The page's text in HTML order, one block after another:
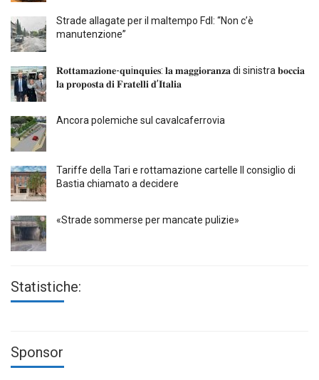
Strade allagate per il maltempo FdI: “Non c’è
manutenzione”
𝐑𝐨𝐭𝐭𝐚𝐦𝐚𝐳𝐢𝐨𝐧𝐞-𝐪𝐮i𝐧𝐪𝐮𝐢𝐞𝐬: 𝐥𝐚 𝐦𝐚𝐠𝐠𝐢𝐨𝐫𝐚𝐧𝐳𝐚 di sinistra 𝐛𝐨𝐜𝐜𝐢𝐚
𝐥𝐚 𝐩𝐫𝐨𝐩𝐨𝐬𝐭𝐚 𝐝𝐢 𝐅𝐫𝐚𝐭𝐞𝐥𝐥𝐢 𝐝’𝐈𝐭𝐚𝐥𝐢𝐚
Ancora polemiche sul cavalcaferrovia
Tariffe della Tari e rottamazione cartelle Il consiglio di
Bastia chiamato a decidere
«Strade sommerse per mancate pulizie»
Statistiche:
Sponsor